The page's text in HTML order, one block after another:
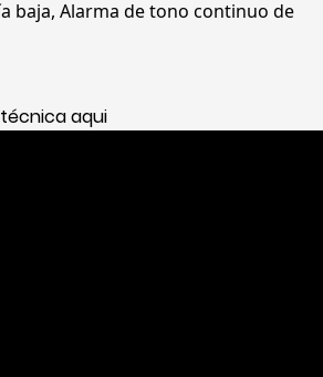
baja, Alarma de tono continuo de
aqui